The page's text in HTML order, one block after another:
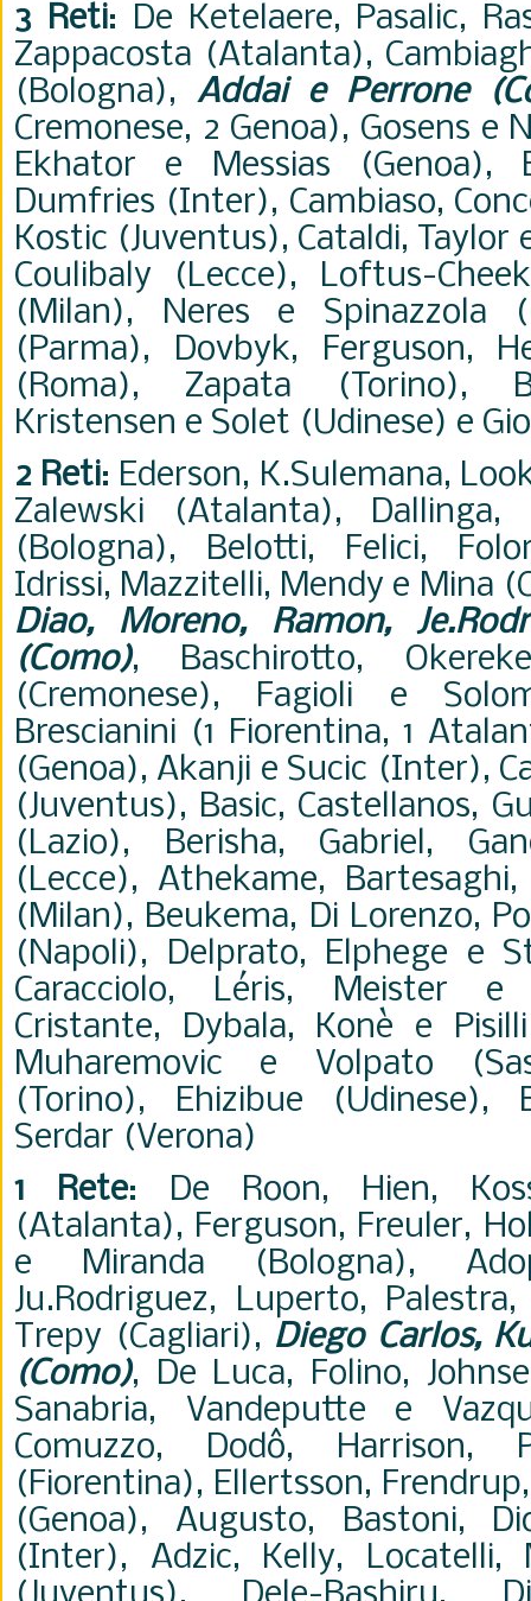
3 Reti: De Ketelaere, Pasalic,
Zappacosta (Atalanta),
(Bologna),Addai e Perrone
Cremonese, 2 Genoa), Gosens e
Ekhator e Messias (Genoa),
Dumfries (Inter), Cambiaso,
Kostic (Juventus), Cataldi, Taylor
Coulibaly (Lecce), Loftus-
(Milan), Neres e Spinazzola
(Parma), Dovbyk, Ferguson,
(Roma), Zapata (Torino),
Kristensen e Solet (Udinese) e
2 Reti: Ederson, K.Sulemana,
Zalewski (Atalanta),
(Bologna), Belotti, Felici,
Idrissi, Mazzitelli, Mendy e Mina
Diao, Moreno, Ramon,
(Como), Baschirotto,
(Cremonese), Fagioli e
Brescianini (1 Fiorentina, 1
(Genoa), Akanji e Sucic (Inter),
(Juventus), Basic, Castellanos,
(Lazio), Berisha, Gabriel,
(Lecce), Athekame,
(Milan), Beukema, Di Lorenzo,
(Napoli), Delprato, Elphege e
Caracciolo, Léris, Meister e
Cristante, Dybala, Konè e
Muharemovic e Volpato
(Torino), Ehizibue (Udinese),
Serdar (Verona)
1 Rete: De Roon, Hien,
(Atalanta), Ferguson, Freuler,
e Miranda (Bologna),
Ju.Rodriguez, Luperto,
Trepy (Cagliari), Diego Carlos,
(Como), De Luca, Folino,
Sanabria, Vandeputte e
Comuzzo, Dodô, Harrison,
(Fiorentina), Ellertsson,
(Genoa), Augusto, Bastoni,
(Inter), Adzic, Kelly, Locatelli,